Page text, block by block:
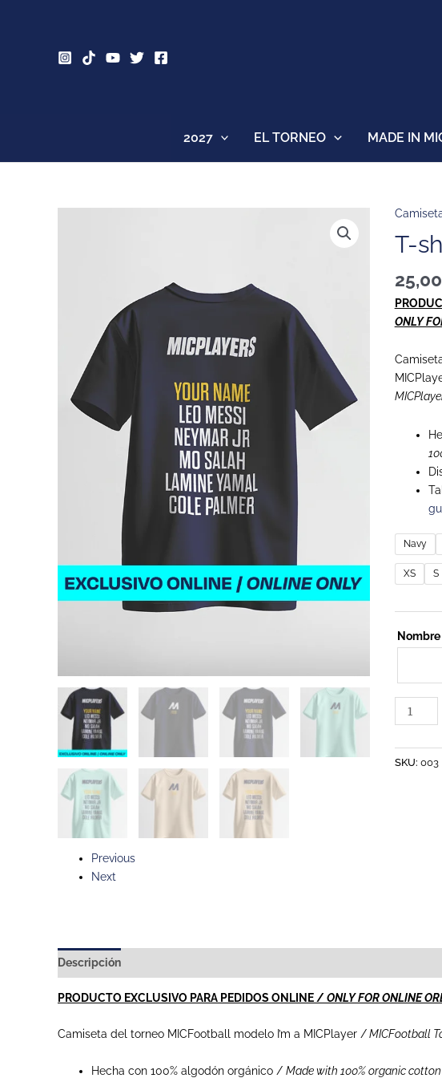
2027 EL TORNEO MADE IN
Previous
Next
T-
25,00
ONLY
Navy
XS S
T-
shirt
I'm
MICPlayer
cantidad
SKU: 003
Descripción
PRODUCTO EXCLUSIVO PARA PEDIDOS ONLINE /ONLY FOR ONLINE
Camiseta del torneo MICFootball modelo I’m a MICPlayer /MICFootball
Hecha con 100% algodón orgánico / Made with 100% organic cotton